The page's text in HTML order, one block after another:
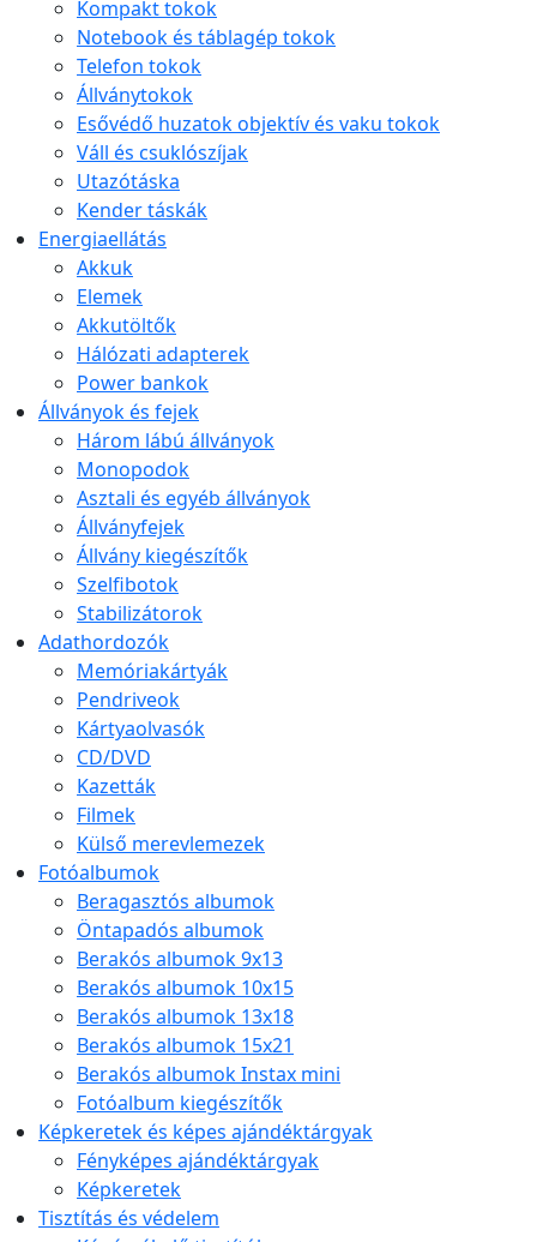
Kompakt tokok
Notebook és táblagép tokok
Telefon tokok
Állványtokok
Esővédő huzatok objektív és vaku tokok
Váll és csuklószíjak
Utazótáska
Kender táskák
Energiaellátás
Akkuk
Elemek
Akkutöltők
Hálózati adapterek
Power bankok
Állványok és fejek
Három lábú állványok
Monopodok
Asztali és egyéb állványok
Állványfejek
Állvány kiegészítők
Szelfibotok
Stabilizátorok
Adathordozók
Memóriakártyák
Pendriveok
Kártyaolvasók
CD/DVD
Kazetták
Filmek
Külső merevlemezek
Fotóalbumok
Beragasztós albumok
Öntapadós albumok
Berakós albumok 9x13
Berakós albumok 10x15
Berakós albumok 13x18
Berakós albumok 15x21
Berakós albumok Instax mini
Fotóalbum kiegészítők
Képkeretek és képes ajándéktárgyak
Fényképes ajándéktárgyak
Képkeretek
Tisztítás és védelem